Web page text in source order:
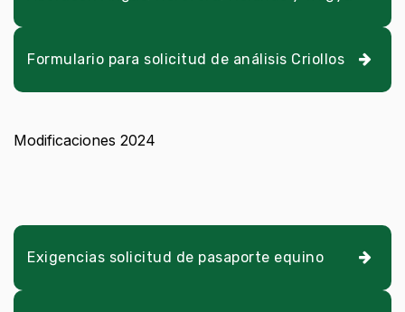
Formulario para solicitud de análisis Criollos
Modificaciones 2024
Exigencias solicitud de pasaporte equino